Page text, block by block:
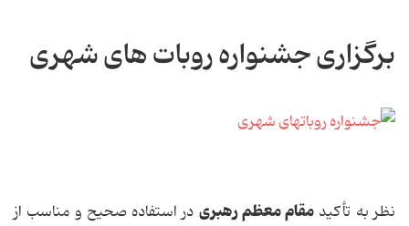
برگزاری جشنواره روبات های شهری
نظر به تأکید مقام معظم رهبری در استفاده صحیح و مناسب از